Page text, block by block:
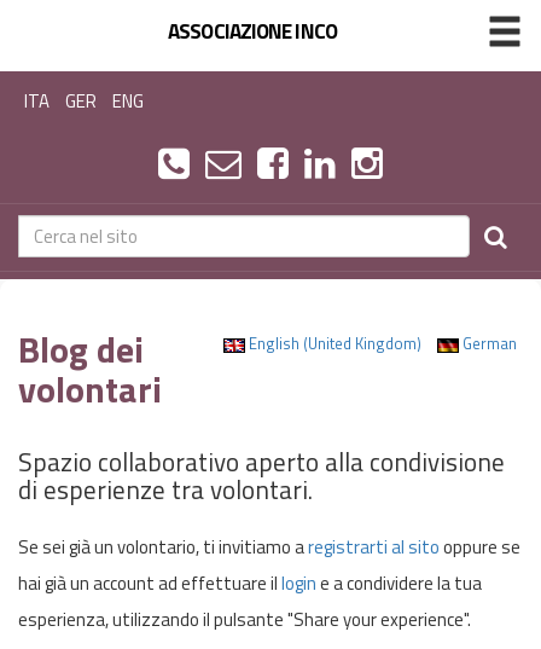
ASSOCIAZIONE INCO
ITA GER ENG
English (United Kingdom) German
Blog dei
volontari
Spazio collaborativo aperto alla condivisione
di esperienze tra volontari.
Se sei già un volontario, ti invitiamo aregistrarti al sitooppure se
hai già un account ad effettuare illogine a condividere la tua
esperienza, utilizzando il pulsante "Share your experience".